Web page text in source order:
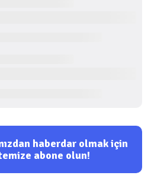
haberdar olmak için
abone olun!